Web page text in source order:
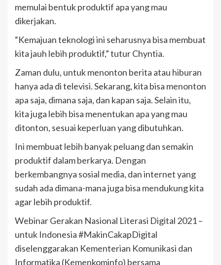
memulai bentuk produktif apa yang mau
dikerjakan.
“Kemajuan teknologi ini seharusnya bisa membuat
kita jauh lebih produktif,” tutur Chyntia.
Zaman dulu, untuk menonton berita atau hiburan
hanya ada di televisi. Sekarang, kita bisa menonton
apa saja, dimana saja, dan kapan saja. Selain itu,
kita juga lebih bisa menentukan apa yang mau
ditonton, sesuai keperluan yang dibutuhkan.
Ini membuat lebih banyak peluang dan semakin
produktif dalam berkarya. Dengan
berkembangnya sosial media, dan internet yang
sudah ada dimana-mana juga bisa mendukung kita
agar lebih produktif.
Webinar Gerakan Nasional Literasi Digital 2021 –
untuk Indonesia #MakinCakapDigital
diselenggarakan Kementerian Komunikasi dan
Informatika (Kemenkominfo) bersama